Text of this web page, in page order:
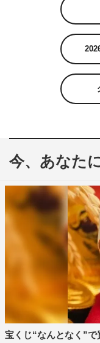
今、あなた
宝くじ“なんとなく”